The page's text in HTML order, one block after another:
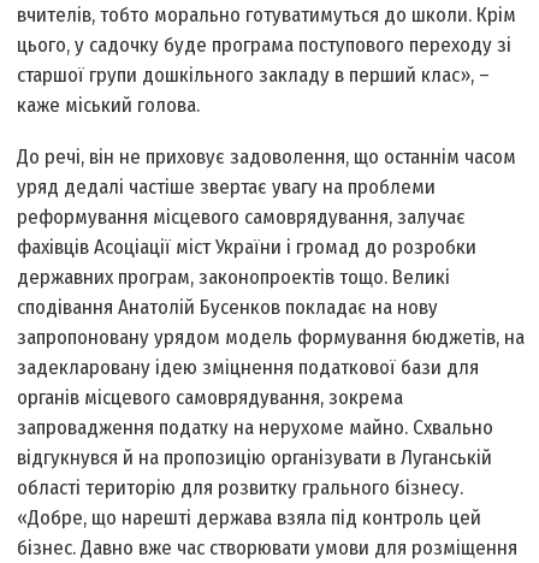
вчителів, тобто морально готуватимуться до школи. Крім
цього, у садочку буде програма поступового переходу зі
старшої групи дошкільного закладу в перший клас», –
каже міський голова.
До речі, він не приховує задоволення, що останнім часом
уряд дедалі частіше звертає увагу на проблеми
реформування місцевого самоврядування, залучає
фахівців Асоціації міст України і громад до розробки
державних програм, законопроектів тощо. Великі
сподівання Анатолій Бусенков покладає на нову
запропоновану урядом модель формування бюджетів, на
задекларовану ідею зміцнення податкової бази для
органів місцевого самоврядування, зокрема
запровадження податку на нерухоме майно. Схвально
відгукнувся й на пропозицію організувати в Луганській
області територію для розвитку грального бізнесу.
«Добре, що нарешті держава взяла під контроль цей
бізнес. Давно вже час створювати умови для розміщення